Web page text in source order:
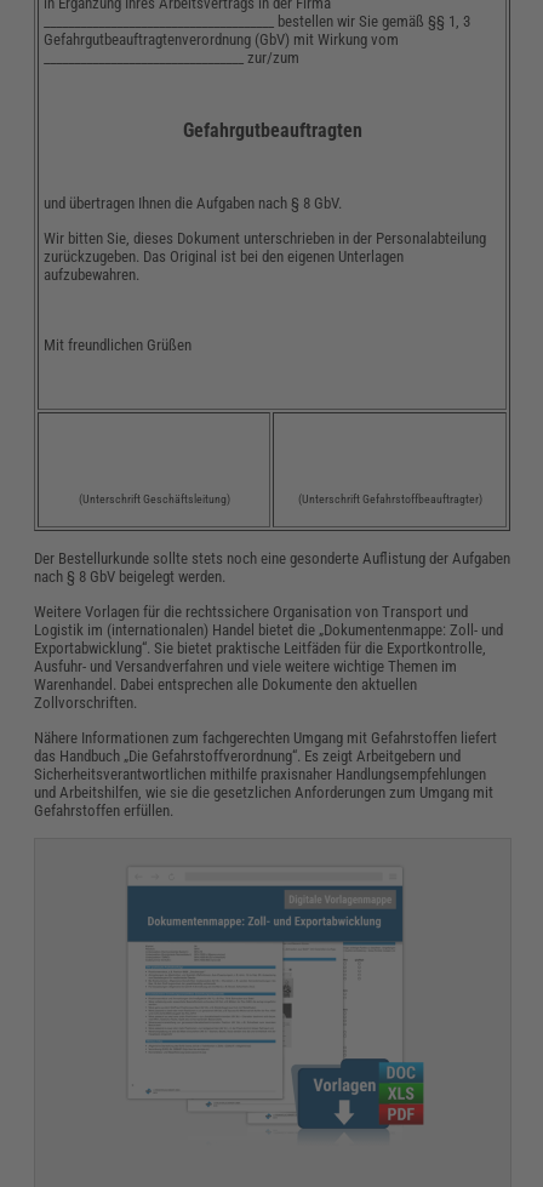
______________________________________ bestellen wir Sie gemäß §§ 1, 3
Gefahrgutbeauftragtenverordnung (GbV) mit Wirkung vom
_________________________________ zur/zum
Gefahrgutbeauftragten
und übertragen Ihnen die Aufgaben nach § 8 GbV.
Wir bitten Sie, dieses Dokument unterschrieben in der Personalabteilung
zurückzugeben. Das Original ist bei den eigenen Unterlagen
aufzubewahren.
Mit freundlichen Grüßen
(Unterschrift Geschäftsleitung) (Unterschrift Gefahrstoffbeauftragter)
Der Bestellurkunde sollte stets noch eine gesonderte Auflistung der Aufgaben
nach § 8 GbV beigelegt werden.
Weitere Vorlagen für die rechtssichere Organisation von Transport und
Logistik im (internationalen) Handel bietet die „Dokumentenmappe: Zoll- und
Exportabwicklung“. Sie bietet praktische Leitfäden für die Exportkontrolle,
Ausfuhr- und Versandverfahren und viele weitere wichtige Themen im
Warenhandel. Dabei entsprechen alle Dokumente den aktuellen
Zollvorschriften.
Nähere Informationen zum fachgerechten Umgang mit Gefahrstoffen liefert
das Handbuch „Die Gefahrstoffverordnung“. Es zeigt Arbeitgebern und
Sicherheitsverantwortlichen mithilfe praxisnaher Handlungsempfehlungen
und Arbeitshilfen, wie sie die gesetzlichen Anforderungen zum Umgang mit
Gefahrstoffen erfüllen.